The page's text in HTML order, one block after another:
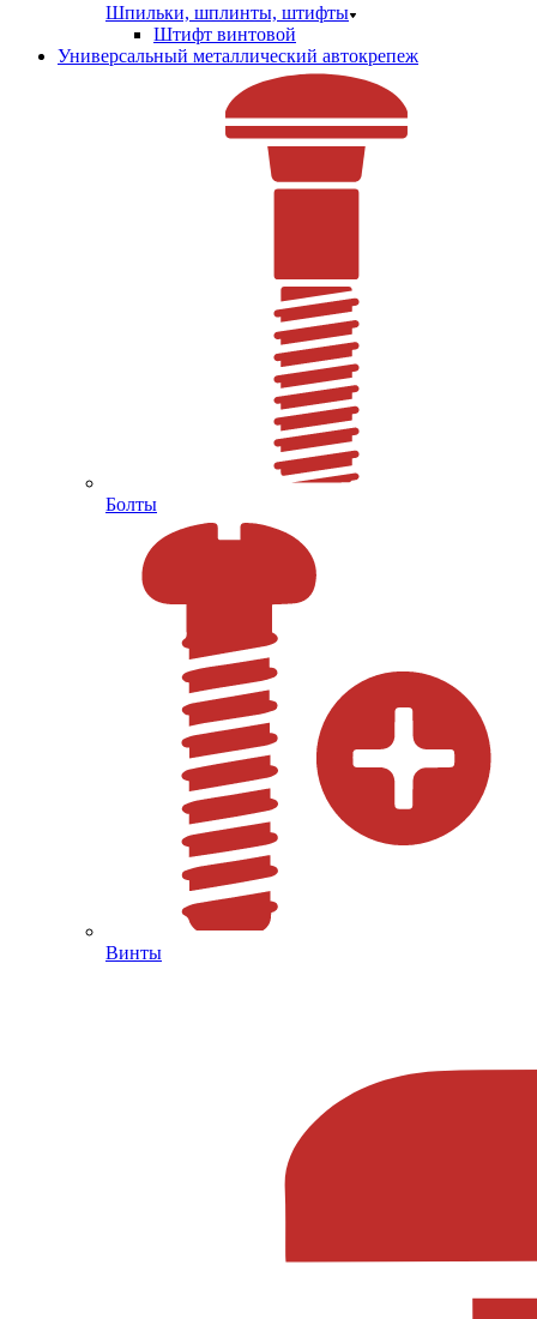
Шпильки, шплинты, штифты
Штифт винтовой
Универсальный металлический автокрепеж
Болты
Винты